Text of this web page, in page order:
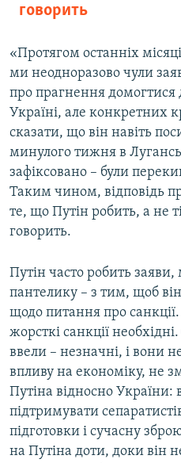
говорить
«Протягом останніх
ми неодноразово чули
про прагнення домогтися
Україні, але конкретних
сказати, що він навіть
минулого тижня в
зафіксовано – були
Таким чином, відповідь
те, що Путін робить, а не
говорить.
Путін часто робить
пантелику – з тим, щоб
щодо питання про
жорсткі санкції
ввели – незначні, і вони
впливу на економіку, не
Путіна відносно України:
підтримувати
підготовки і сучасну
на Путіна доти, доки він